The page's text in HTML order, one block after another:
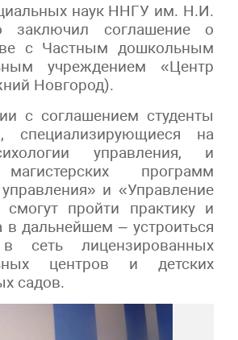
наук ННГУ им. Н.И.
заключил соглашение о
с Частным дошкольным
учреждением «Центр
Новгород).
с соглашением студенты
специализирующиеся на
управления, и
программ
и «Управление
смогут пройти практику и
в дальнейшем – устроиться
сеть лицензированных
центров и детских
садов.